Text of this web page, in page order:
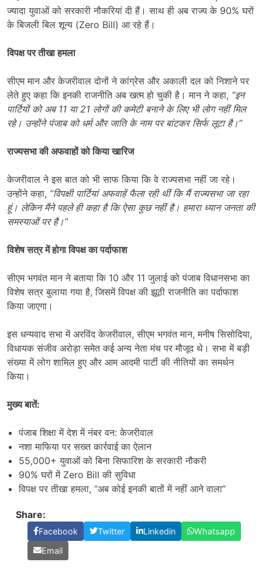
ज्यादा युवाओं को सरकारी नौकरियां दी हैं। साथ ही अब राज्य के 90% घरों
के बिजली बिल शून्य (Zero Bill) आ रहे हैं।
विपक्ष पर तीखा हमला
सीएम मान और केजरीवाल दोनों ने कांग्रेस और अकाली दल को निशाने पर
लेते हुए कहा कि इनकी राजनीति अब खत्म हो चुकी है। मान ने कहा, “इन
पार्टियों को अब 11 या 21 लोगों की कमेटी बनाने के लिए भी लोग नहीं मिल
रहे। उन्होंने पंजाब को धर्म और जाति के नाम पर बांटकर सिर्फ लूटा है।”
राज्यसभा की अफवाहों को किया खारिज
केजरीवाल ने इस बात को भी साफ किया कि वे राज्यसभा नहीं जा रहे।
उन्होंने कहा, “विपक्षी पार्टियां अफवाहें फैला रही थीं कि मैं राज्यसभा जा रहा
हूं। लेकिन मैंने पहले ही कहा है कि ऐसा कुछ नहीं है। हमारा ध्यान जनता की
समस्याओं पर है।”
विशेष सत्र में होगा विपक्ष का पर्दाफाश
सीएम भगवंत मान ने बताया कि 10 और 11 जुलाई को पंजाब विधानसभा का
विशेष सत्र बुलाया गया है, जिसमें विपक्ष की झूठी राजनीति का पर्दाफाश
किया जाएगा।
इस धन्यवाद सभा में अरविंद केजरीवाल, सीएम भगवंत मान, मनीष सिसोदिया,
विधायक संजीव अरोड़ा समेत कई अन्य नेता मंच पर मौजूद थे। सभा में बड़ी
संख्या में लोग शामिल हुए और आम आदमी पार्टी की नीतियों का समर्थन
किया।
मुख्य बातें:
पंजाब शिक्षा में देश में नंबर वन: केजरीवाल
नशा माफिया पर सख्त कार्रवाई का ऐलान
55,000+ युवाओं को बिना सिफारिश के सरकारी नौकरी
90% घरों में Zero Bill की सुविधा
विपक्ष पर तीखा हमला, “अब कोई इनकी बातों में नहीं आने वाला”
Share:
Facebook Twitter Linkedin
Whatsapp
Email